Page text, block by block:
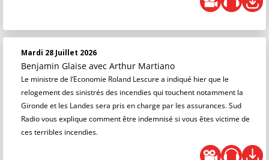
Mardi 28 Juillet 2026
Benjamin Glaise avec Arthur Martiano
Le ministre de l’Economie Roland Lescure a indiqué hier que le
relogement des sinistrés des incendies qui touchent notamment la
Gironde et les Landes sera pris en charge par les assurances. Sud
Radio vous explique comment être indemnisé si vous êtes victime de
ces terribles incendies.